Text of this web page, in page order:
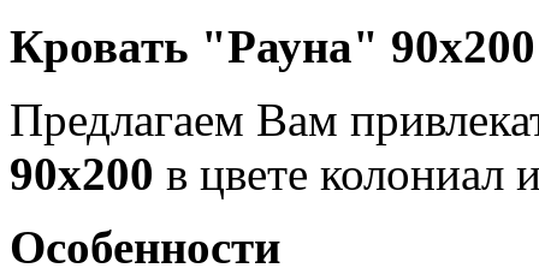
Кровать "Рауна"
Предлагаем Вам
90x200 в цвете колониал
Особенности